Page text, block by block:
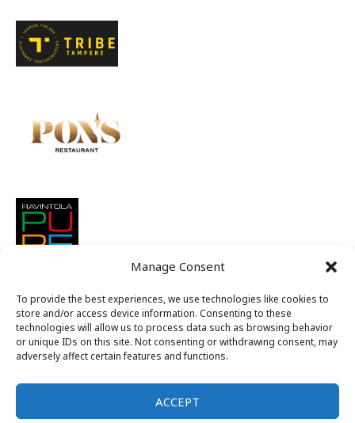
Manage Consent
To provide the best experiences, we use technologies like cookies to
store and/or access device information. Consenting to these
technologies will allow us to process data such as browsing behavior
or unique IDs on this site. Not consenting or withdrawing consent, may
adversely affect certain features and functions.
ACCEPT